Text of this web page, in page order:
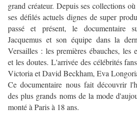
grand créateur. Depuis ses collections
ses défilés actuels dignes de super
passé et présent, le documentaire
Jacquemus et son équipe dans la
Versailles : les premières ébauches, les
et les doutes. L'arrivée des célébrités
Victoria et David Beckham, Eva
Ce documentaire nous fait découvrir
des plus grands noms de la mode
monté à Paris à 18 ans.